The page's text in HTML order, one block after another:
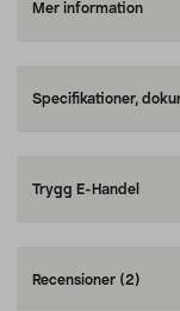
Mer information
Specifikationer,
Trygg E-Handel
Recensioner (2)